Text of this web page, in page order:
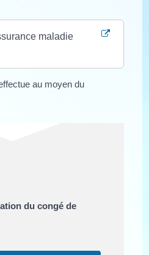
maladie
au moyen du
du congé de